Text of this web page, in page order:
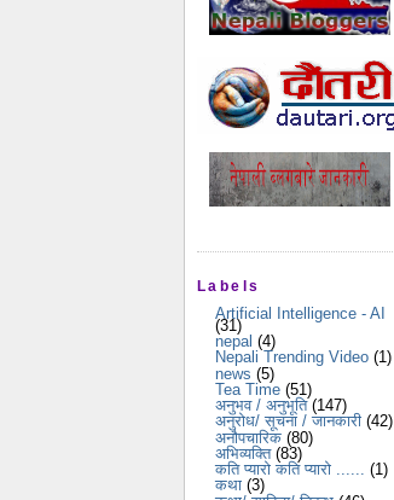
Labels
Artificial Intelligence - AI
(31)
nepal (4)
Nepali Trending Video (1)
news (5)
Tea Time (51)
अनुभव / अनुभूति (147)
अनुरोध/ सूचना / जानकारी (42)
अनौपचारिक (80)
अभिव्यक्ति (83)
कति प्यारो कति प्यारो ...... (1)
कथा (3)